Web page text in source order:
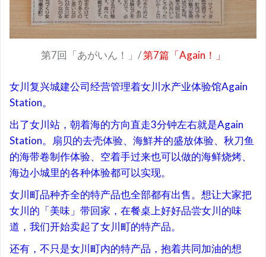
第7回「あがいん！」/第7篇「Again！」
女川复兴城建公司经营管理着女川水产业体验馆Again
Station。
出了女川站，朝着海的方向直走3分钟左右就是Again
Station。扇贝的去壳体验、海鮮丼的盛放体验、秋刀鱼
的海带卷制作体验、空着手过来也可以做的海鲜烧烤、
海边小城里的各种体验都可以实现。
女川町品种齐全的特产品也全部都有出售。想让大家把
女川的「美味」带回家，在餐桌上好好品尝女川的味
道，我们开始卖起了女川町的特产品。
还有，不只是女川町内的特产品，抱着共同加油的想